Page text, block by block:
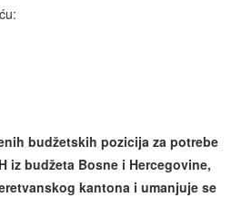
budžetskih pozicija za potrebe
iz budžeta Bosne i Hercegovine,
kantona i umanjuje se